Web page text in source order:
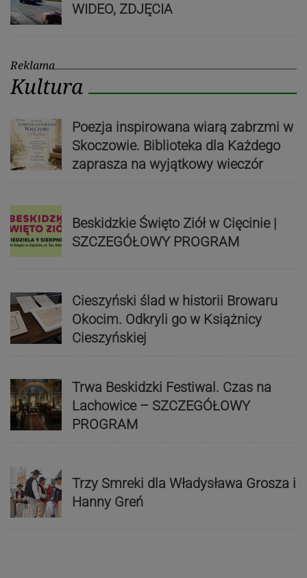
WIDEO, ZDJĘCIA
Reklama
Kultura
Poezja inspirowana wiarą zabrzmi w
Skoczowie. Biblioteka dla Każdego
zaprasza na wyjątkowy wieczór
Beskidzkie Święto Ziół w Cięcinie |
SZCZEGÓŁOWY PROGRAM
Cieszyński ślad w historii Browaru
Okocim. Odkryli go w Książnicy
Cieszyńskiej
Trwa Beskidzki Festiwal. Czas na
Lachowice – SZCZEGÓŁOWY
PROGRAM
Trzy Smreki dla Władysława Grosza i
Hanny Greń